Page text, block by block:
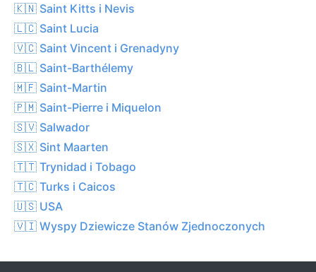
🇰🇳 Saint Kitts i Nevis
🇱🇨 Saint Lucia
🇻🇨 Saint Vincent i Grenadyny
🇧🇱 Saint-Barthélemy
🇲🇫 Saint-Martin
🇵🇲 Saint-Pierre i Miquelon
🇸🇻 Salwador
🇸🇽 Sint Maarten
🇹🇹 Trynidad i Tobago
🇹🇨 Turks i Caicos
🇺🇸 USA
🇻🇮 Wyspy Dziewicze Stanów Zjednoczonych